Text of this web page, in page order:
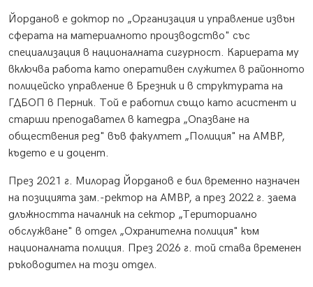
Йорданов е доктор по „Организация и управление извън
сферата на материалното производство" със
специализация в националната сигурност. Кариерата му
включва работа като оперативен служител в районното
полицейско управление в Брезник и в структурата на
ГДБОП в Перник. Той е работил също като асистент и
старши преподавател в катедра „Опазване на
обществения ред" във факултет „Полиция" на АМВР,
където е и доцент.
През 2021 г. Милорад Йорданов е бил временно назначен
на позицията зам.-ректор на АМВР, а през 2022 г. заема
длъжността началник на сектор „Териториално
обслужване" в отдел „Охранителна полиция" към
националната полиция. През 2026 г. той става временен
ръководител на този отдел.